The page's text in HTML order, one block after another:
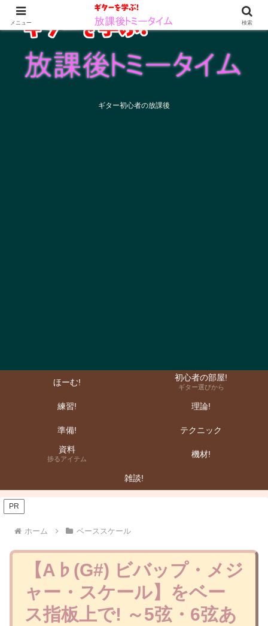
ギター初心者の放課後
ほーむ! 初心者の部屋!
ギター選びから
練習! 理論!
準備!
テクニック
資料
捗るアイテム 機材!
雑談!
PR
ホーム ベーススケール
【A♭(G#) ビバップ・メジ
ャー・スケール】をベー
ス指板上で! ～5弦・6弦あ
メニュー 検索